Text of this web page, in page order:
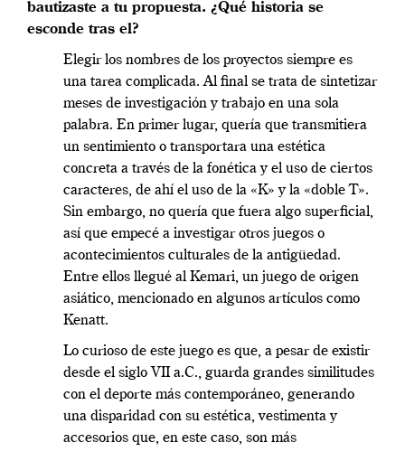
bautizaste a tu propuesta. ¿Qué historia se
esconde tras el?
Elegir los nombres de los proyectos siempre es
una tarea complicada. Al final se trata de sintetizar
meses de investigación y trabajo en una sola
palabra. En primer lugar, quería que transmitiera
un sentimiento o transportara una estética
concreta a través de la fonética y el uso de ciertos
caracteres, de ahí el uso de la «K» y la «doble T».
Sin embargo, no quería que fuera algo superficial,
así que empecé a investigar otros juegos o
acontecimientos culturales de la antigüedad.
Entre ellos llegué al Kemari, un juego de origen
asiático, mencionado en algunos artículos como
Kenatt.
Lo curioso de este juego es que, a pesar de existir
desde el siglo VII a.C., guarda grandes similitudes
con el deporte más contemporáneo, generando
una disparidad con su estética, vestimenta y
accesorios que, en este caso, son más